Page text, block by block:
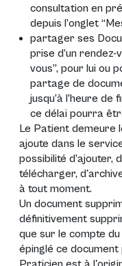
consultation en
depuis l’onglet
partager ses
prise d’un rendez-
vous”, pour lui ou
partage de
jusqu’à l’heure de
ce délai pourra
Le Patient demeure
ajoute dans le
possibilité d’ajouter,
télécharger,
à tout moment.
Un document
définitivement
que sur le compte
épinglé ce